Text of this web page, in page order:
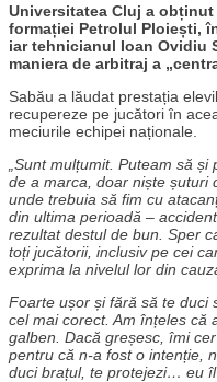
Universitatea Cluj a
formației Petrolul Ploiești,
iar tehnicianul Ioan Ovidiu
maniera de arbitraj a
Sabău a lăudat prestația
recupereze pe jucători în
meciurile echipei naționale.
„Sunt mulțumit. Puteam să
de a marca, doar niște șuturi
unde trebuia să fim cu
din ultima perioadă –
rezultat destul de bun. Sper
toți jucătorii, inclusiv pe cei
exprima la nivelul lor din
Foarte ușor și fără să te duci
cel mai corect. Am înțeles că
galben. Dacă greșesc, îmi
pentru că n-a fost o intenție,
duci brațul, te protejezi… eu